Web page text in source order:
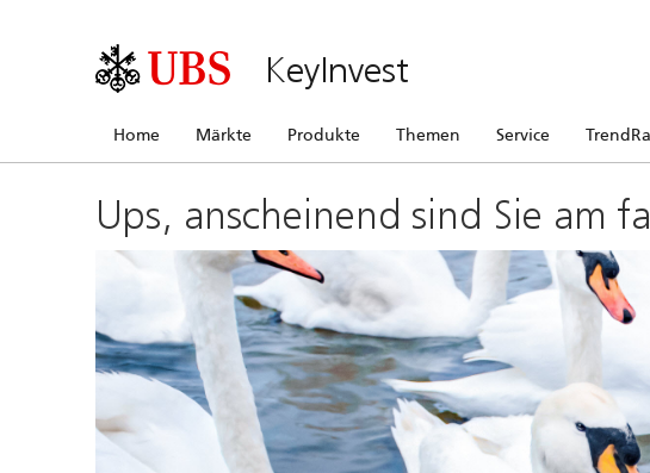
KeyInvest
Home Märkte Produkte Themen Service
Ups, anscheinend sind Sie am